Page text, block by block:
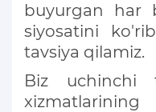
buyurgan har
siyosatini
tavsiya qilamiz.
Biz uchinchi